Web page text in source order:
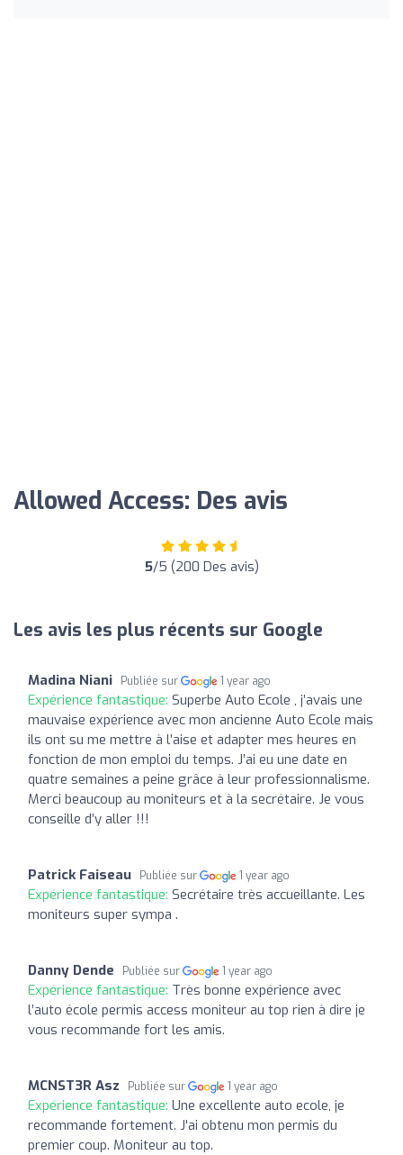
Allowed Access: Des avis
5/5 (200 Des avis)
Les avis les plus récents sur Google
Madina Niani Publiée sur 1 year ago
Expérience fantastique: Superbe Auto Ecole , j’avais une
mauvaise expérience avec mon ancienne Auto Ecole mais
ils ont su me mettre à l’aise et adapter mes heures en
fonction de mon emploi du temps. J’ai eu une date en
quatre semaines a peine grâce à leur professionnalisme.
Merci beaucoup au moniteurs et à la secrétaire. Je vous
conseille d’y aller !!!
Patrick Faiseau Publiée sur 1 year ago
Expérience fantastique: Secrétaire très accueillante. Les
moniteurs super sympa .
Danny Dende Publiée sur 1 year ago
Expérience fantastique: Très bonne expérience avec
l’auto école permis access moniteur au top rien à dire je
vous recommande fort les amis.
MCNST3R Asz Publiée sur 1 year ago
Expérience fantastique: Une excellente auto ecole, je
recommande fortement. J'ai obtenu mon permis du
premier coup. Moniteur au top.